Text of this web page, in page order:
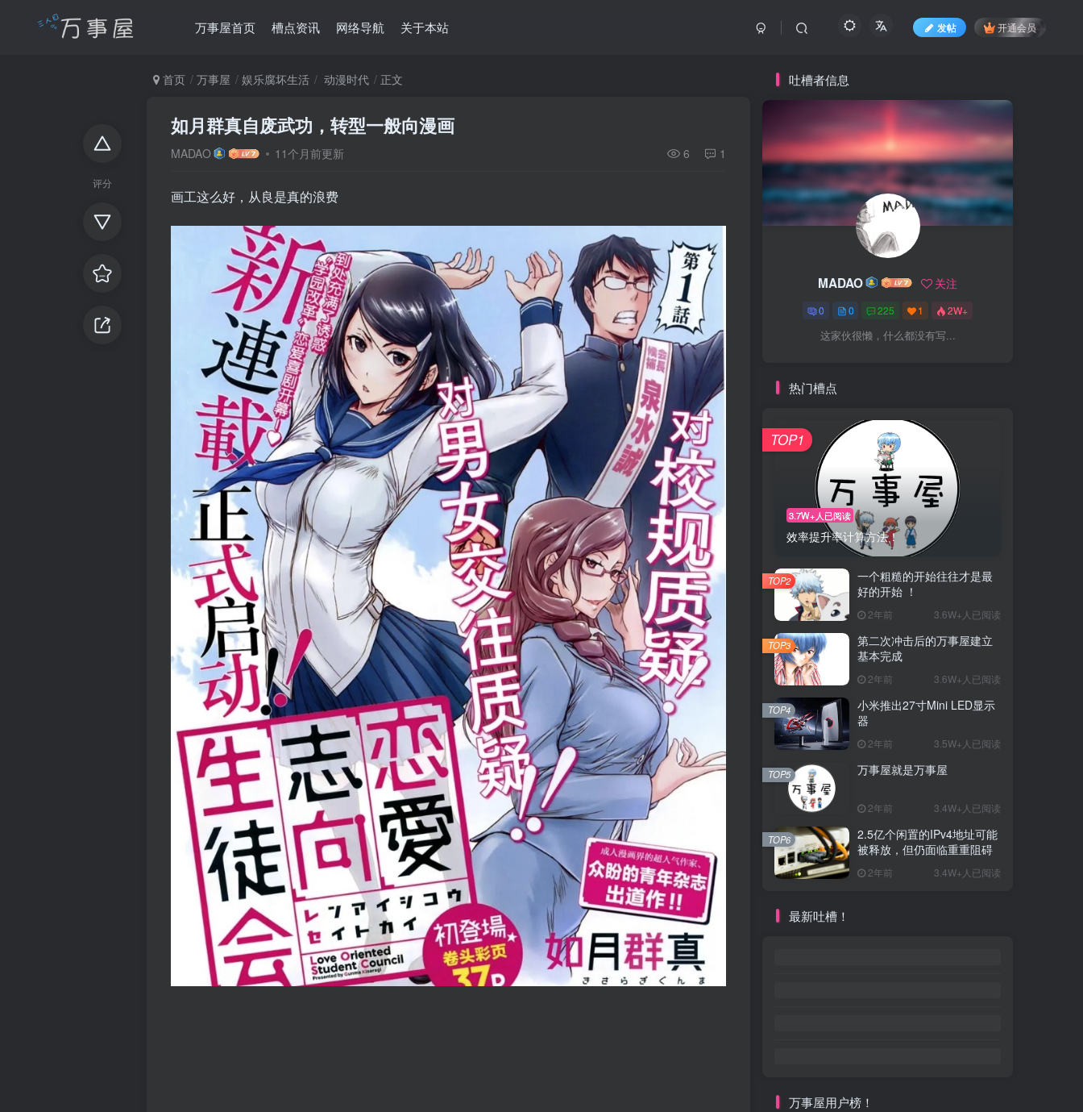
万事屋首页 槽点资讯 网络导航 关于本站 发帖 开通会员
评分
首页 万事屋 娱乐腐坏生活 动漫时代 正文
如月群真自废武功，转型一般向漫画
MADAO 11个月前更新 6 1
画工这么好，从良是真的浪费
吐槽者信息
MADAO 关注
0 0 225 1 2W+
这家伙很懒，什么都没有写...
热门槽点
3.7W+人已阅读
效率提升率计算方法！
TOP1
一个粗糙的开始往往才是最
好的开始 ！
2年前 3.6W+人已阅读
TOP2
第二次冲击后的万事屋建立
基本完成
2年前 3.6W+人已阅读
TOP3
小米推出27寸Mini LED显示
器
2年前 3.5W+人已阅读
TOP4
万事屋就是万事屋
2年前 3.4W+人已阅读
TOP5
2.5亿个闲置的IPv4地址可能
被释放，但仍面临重重阻碍
2年前 3.4W+人已阅读
TOP6
最新吐槽！
万事屋用户榜！